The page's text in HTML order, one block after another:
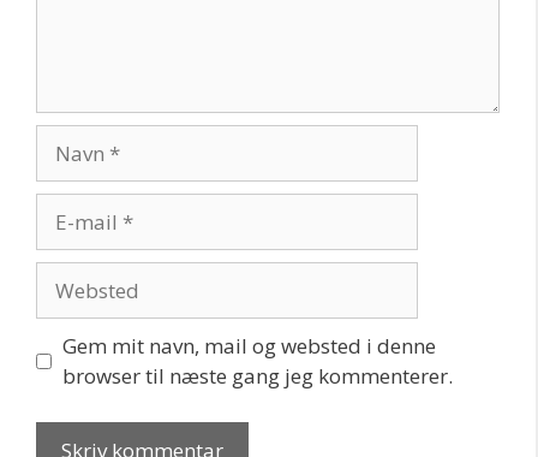
mail
Gem mit navn, mail og websted i denne
browser til næste gang jeg kommenterer.